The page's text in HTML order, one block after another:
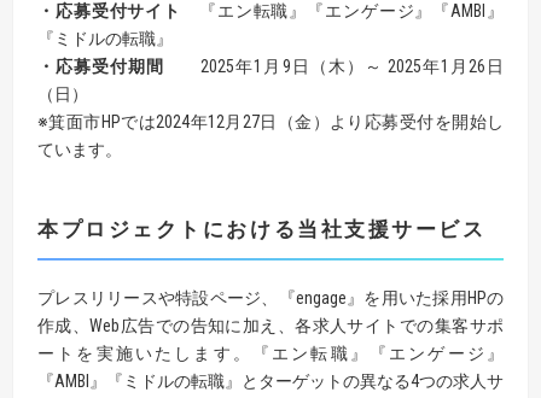
・応募受付サイト
『エン転職』『エンゲージ』『AMBI』
『ミドルの転職』
・応募受付期間
2025年1月9日（木）～ 2025年1月26日
（日）
※箕面市HPでは2024年12月27日（金）より応募受付を開始し
ています。
本プロジェクトにおける当社支援サービス
プレスリリースや特設ページ、『engage』を用いた採用HPの
作成、Web広告での告知に加え、各求人サイトでの集客サポ
ートを実施いたします。『エン転職』『エンゲージ』
『AMBI』『ミドルの転職』とターゲットの異なる4つの求人サ